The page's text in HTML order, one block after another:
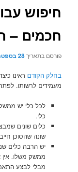
חיפוש
חכמים –
פורסם בתאריך28 בספטמבר 2025
בחלק הקודם ראינו
מעמידים לרשותו.
לכל כלי יש
כלי.
כלים שונים
שונה שהסוכן
יש הרבה כלים
ממשק משלו.
מבלי לבצע